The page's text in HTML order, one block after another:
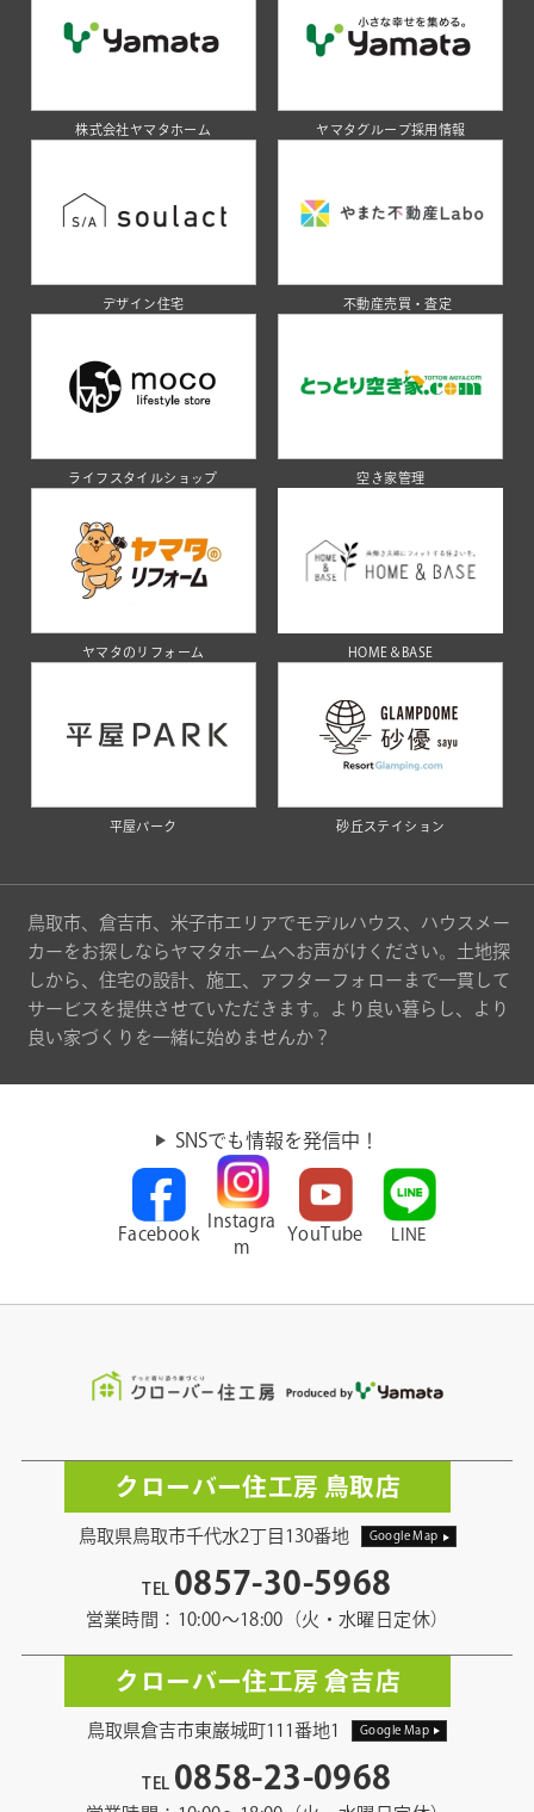
株式会社ヤマタホーム ヤマタグループ採用情報
デザイン住宅 不動産売買・査定
ライフスタイルショップ 空き家管理
ヤマタのリフォーム HOME＆BASE
平屋パーク 砂丘ステイション
鳥取市、倉吉市、米子市エリアでモデルハウス、ハウスメー
カーをお探しならヤマタホームへお声がけください。土地探
しから、住宅の設計、施工、アフターフォローまで一貫して
サービスを提供させていただきます。より良い暮らし、より
良い家づくりを一緒に始めませんか？
SNSでも情報を発信中！
Facebook
Instagra
m
YouTube LINE
クローバー住工房 鳥取店
鳥取県鳥取市千代水2丁目130番地 Google Map
TEL 0857-30-5968
営業時間：10:00〜18:00（火・水曜日定休）
クローバー住工房 倉吉店
鳥取県倉吉市東巌城町111番地1 Google Map
TEL 0858-23-0968